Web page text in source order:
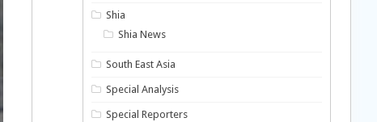
Shia
Shia News
South East Asia
Special Analysis
Special Reporters